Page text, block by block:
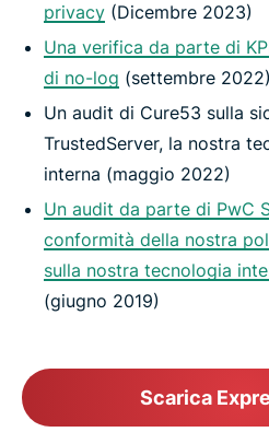
privacy (Dicembre 2023)
Una verifica da parte di
di no-log (settembre 2022)
Un audit di Cure53 sulla
TrustedServer, la nostra
interna (maggio 2022)
Un audit da parte di PwC
conformità della nostra
sulla nostra tecnologia
(giugno 2019)
Scarica